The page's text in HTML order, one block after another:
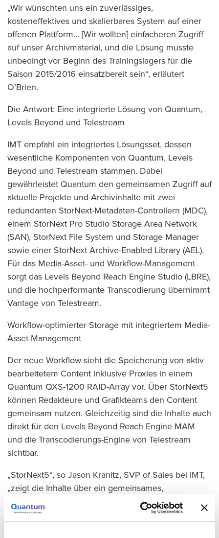
„Wir wünschten uns ein zuverlässiges,
kosteneffektives und skalierbares System auf einer
offenen Plattform... [Wir wollten] einfacheren Zugriff
auf unser Archivmaterial, und die Lösung musste
unbedingt vor Beginn des Trainingslagers für die
Saison 2015/2016 einsatzbereit sein“, erläutert
O’Brien.
Die Antwort: Eine integrierte Lösung von Quantum,
Levels Beyond und Telestream
IMT empfahl ein integriertes Lösungsset, dessen
wesentliche Komponenten von Quantum, Levels
Beyond und Telestream stammen. Dabei
gewährleistet Quantum den gemeinsamen Zugriff auf
aktuelle Projekte und Archivinhalte mit zwei
redundanten StorNext-Metadaten-Controllern (MDC),
einem StorNext Pro Studio Storage Area Network
(SAN), StorNext File System und Storage Manager
sowie einer StorNext Archive-Enabled Library (AEL).
Für das Media-Asset- und Workflow-Management
sorgt das Levels Beyond Reach Engine Studio (LBRE),
und die hochperformante Transcodierung übernimmt
Vantage von Telestream.
Workflow-optimierter Storage mit integriertem Media-
Asset-Management
Der neue Workflow sieht die Speicherung von aktiv
bearbeitetem Content inklusive Proxies in einem
Quantum QXS-1200 RAID-Array vor. Über StorNext5
können Redakteure und Grafikteams den Content
gemeinsam nutzen. Gleichzeitig sind die Inhalte auch
direkt für den Levels Beyond Reach Engine MAM
und die Transcodierungs-Engine von Telestream
sichtbar.
„StorNext5“, so Jason Kranitz, SVP of Sales bei IMT,
„zeigt die Inhalte über ein gemeinsames,
hochperformantes Dateisystem an und lässt sich
mühelos mit verschiedenen Anwendungen